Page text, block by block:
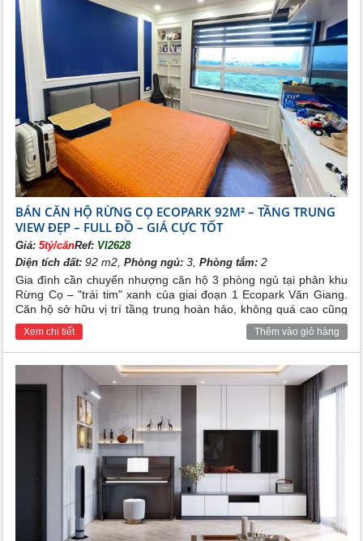
BÁN CĂN HỘ RỪNG CỌ ECOPARK 92M² – TẦNG TRUNG
VIEW ĐẸP – FULL ĐỒ – GIÁ CỰC TỐT
Giá:5tỷ/cănRef: VI2628
Diện tích đất: 92 m2,Phòng ngủ: 3,Phòng tắm: 2
Gia đình cần chuyển nhượng căn hộ 3 phòng ngủ tại phân khu
Rừng Cọ – "trái tim" xanh của giai đoạn 1 Ecopark Văn Giang.
Căn hộ sở hữu vị trí tầng trung hoàn hảo, không quá cao cũng
không quá thấp, tầm nhìn bao trọn mảng xanh đại ngàn.
Xem chi tiết Thêm vào giỏ hàng